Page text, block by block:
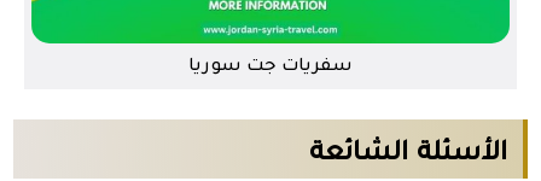
سفريات جت سوريا
الأسئلة الشائعة